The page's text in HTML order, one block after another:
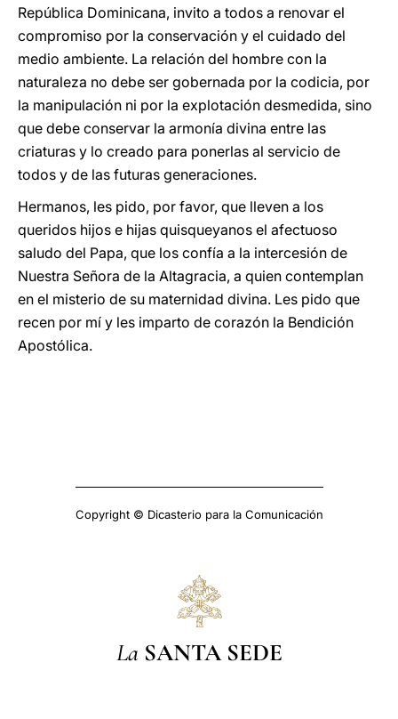
República Dominicana, invito a todos a renovar el
compromiso por la conservación y el cuidado del
medio ambiente. La relación del hombre con la
naturaleza no debe ser gobernada por la codicia, por
la manipulación ni por la explotación desmedida, sino
que debe conservar la armonía divina entre las
criaturas y lo creado para ponerlas al servicio de
todos y de las futuras generaciones.
Hermanos, les pido, por favor, que lleven a los
queridos hijos e hijas quisqueyanos el afectuoso
saludo del Papa, que los confía a la intercesión de
Nuestra Señora de la Altagracia, a quien contemplan
en el misterio de su maternidad divina. Les pido que
recen por mí y les imparto de corazón la Bendición
Apostólica.
Copyright © Dicasterio para la Comunicación
La SANTA SEDE